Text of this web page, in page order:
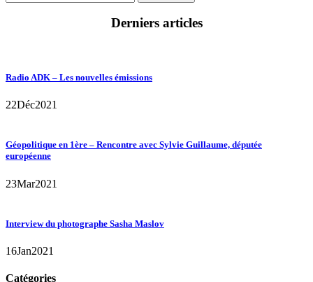
Derniers articles
Radio ADK – Les nouvelles émissions
22Déc2021
Géopolitique en 1ère – Rencontre avec Sylvie Guillaume, députée
européenne
23Mar2021
Interview du photographe Sasha Maslov
16Jan2021
Catégories